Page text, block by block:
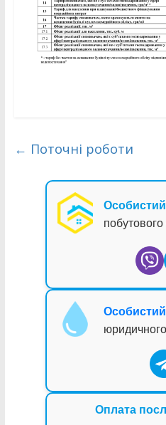
← Поточні роботи
Особистий
Особистий
Оплата